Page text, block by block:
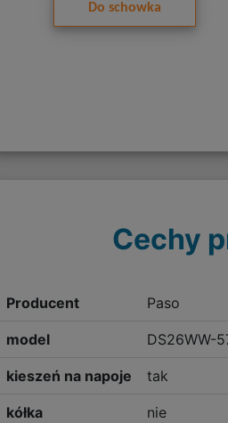
Do schowka
Cechy
Producent Paso
model DS26WW-
kieszeń na napoje tak
kółka nie